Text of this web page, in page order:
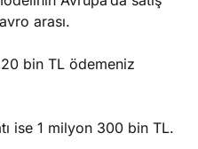
arası.
bin TL ödemeniz
ise 1 milyon 300 bin TL.